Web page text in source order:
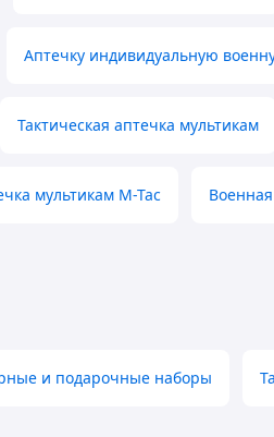
Аптечку индивидуальную
Тактическая аптечка мультикам
мультикам M-Tac
и подарочные наборы